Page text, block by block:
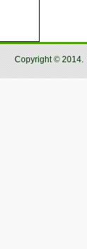
Copyright© 2014.